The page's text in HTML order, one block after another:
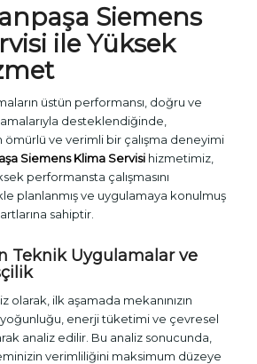
Siemens
ile Yüksek
üstün performansı, doğru ve
desteklendiğinde,
ömürlü ve verimli bir çalışma deneyimi
Siemens Klima Servisihizmetimiz,
performansta çalışmasını
planlanmış ve uygulamaya konulmuş
sahiptir.
Teknik Uygulamalar ve
olarak, ilk aşamada mekanınızın
enerji tüketimi ve çevresel
analiz edilir. Bu analiz sonucunda,
verimliliğini maksimum düzeye